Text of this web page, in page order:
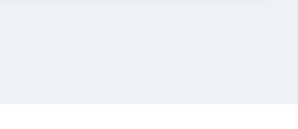
& Sportmarketing